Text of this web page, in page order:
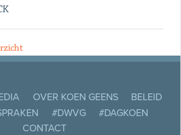
OVER KOEN GEENS
BELEID
#DWVG
#DAGKOEN
CONTACT